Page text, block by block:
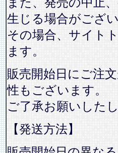
生じる場合がござ
その場合、サイト
ます。
販売開始日にご注
性もございます。
ご了承お願いした
【発送方法】